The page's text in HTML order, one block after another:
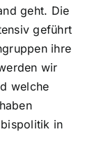
geht. Die
geführt
ihre
wir
welche
in